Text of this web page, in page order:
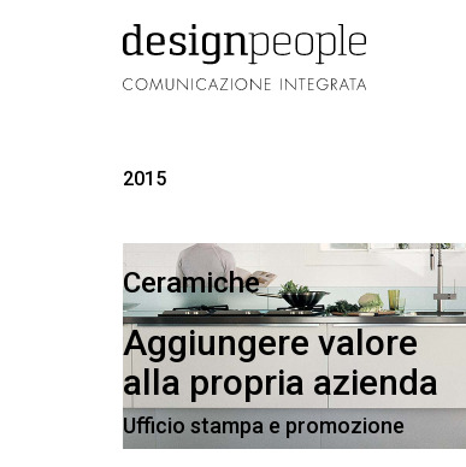
2015
Ceramiche
Aggiungere valore
alla propria azienda
Ufficio stampa e promozione